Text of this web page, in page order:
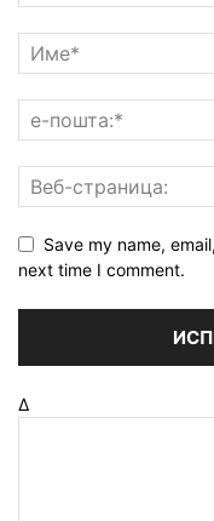
Save my name,
next time I comment.
Δ